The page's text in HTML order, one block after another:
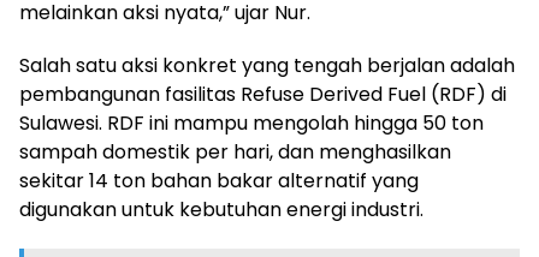
melainkan aksi nyata,” ujar Nur.
Salah satu aksi konkret yang tengah berjalan adalah
pembangunan fasilitas Refuse Derived Fuel (RDF) di
Sulawesi. RDF ini mampu mengolah hingga 50 ton
sampah domestik per hari, dan menghasilkan
sekitar 14 ton bahan bakar alternatif yang
digunakan untuk kebutuhan energi industri.